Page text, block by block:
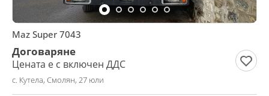
Maz Super 7043
Договаряне
Цената е с включен ДДС
с. Кутела, Смолян, 27 юли